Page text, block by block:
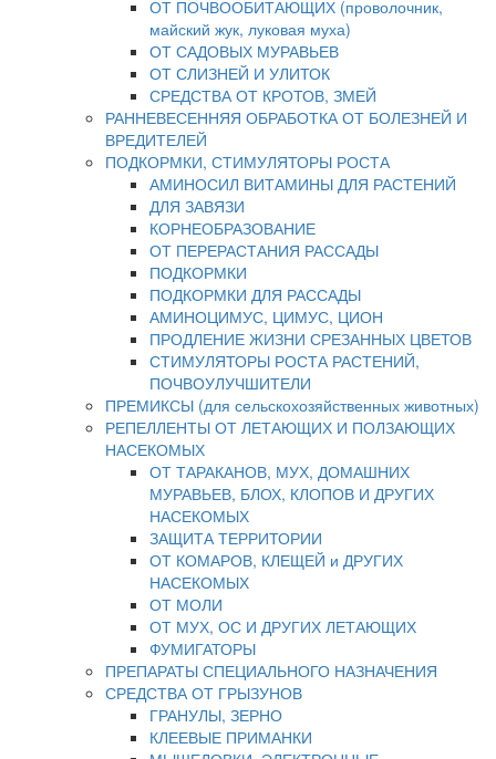
ОТ ПОЧВООБИТАЮЩИХ (проволочник,
майский жук, луковая муха)
ОТ САДОВЫХ МУРАВЬЕВ
ОТ СЛИЗНЕЙ И УЛИТОК
СРЕДСТВА ОТ КРОТОВ, ЗМЕЙ
РАННЕВЕСЕННЯЯ ОБРАБОТКА ОТ БОЛЕЗНЕЙ И
ВРЕДИТЕЛЕЙ
ПОДКОРМКИ, СТИМУЛЯТОРЫ РОСТА
АМИНОСИЛ ВИТАМИНЫ ДЛЯ РАСТЕНИЙ
ДЛЯ ЗАВЯЗИ
КОРНЕОБРАЗОВАНИЕ
ОТ ПЕРЕРАСТАНИЯ РАССАДЫ
ПОДКОРМКИ
ПОДКОРМКИ ДЛЯ РАССАДЫ
АМИНОЦИМУС, ЦИМУС, ЦИОН
ПРОДЛЕНИЕ ЖИЗНИ СРЕЗАННЫХ ЦВЕТОВ
СТИМУЛЯТОРЫ РОСТА РАСТЕНИЙ,
ПОЧВОУЛУЧШИТЕЛИ
ПРЕМИКСЫ (для сельскохозяйственных животных)
РЕПЕЛЛЕНТЫ ОТ ЛЕТАЮЩИХ И ПОЛЗАЮЩИХ
НАСЕКОМЫХ
ОТ ТАРАКАНОВ, МУХ, ДОМАШНИХ
МУРАВЬЕВ, БЛОХ, КЛОПОВ И ДРУГИХ
НАСЕКОМЫХ
ЗАЩИТА ТЕРРИТОРИИ
ОТ КОМАРОВ, КЛЕЩЕЙ и ДРУГИХ
НАСЕКОМЫХ
ОТ МОЛИ
ОТ МУХ, ОС И ДРУГИХ ЛЕТАЮЩИХ
ФУМИГАТОРЫ
ПРЕПАРАТЫ СПЕЦИАЛЬНОГО НАЗНАЧЕНИЯ
СРЕДСТВА ОТ ГРЫЗУНОВ
ГРАНУЛЫ, ЗЕРНО
КЛЕЕВЫЕ ПРИМАНКИ